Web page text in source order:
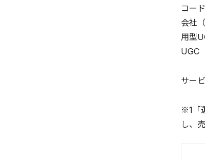
コー
会社
用型
UGC
サー
※1「
し、